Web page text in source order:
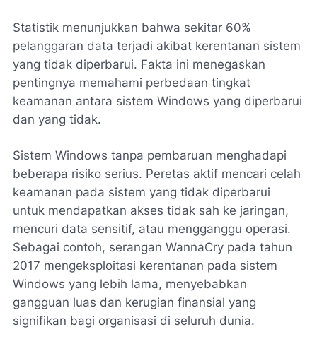
Statistik menunjukkan bahwa sekitar 60%
pelanggaran data terjadi akibat kerentanan sistem
yang tidak diperbarui. Fakta ini menegaskan
pentingnya memahami perbedaan tingkat
keamanan antara sistem Windows yang diperbarui
dan yang tidak.
Sistem Windows tanpa pembaruan menghadapi
beberapa risiko serius. Peretas aktif mencari celah
keamanan pada sistem yang tidak diperbarui
untuk mendapatkan akses tidak sah ke jaringan,
mencuri data sensitif, atau mengganggu operasi.
Sebagai contoh, serangan WannaCry pada tahun
2017 mengeksploitasi kerentanan pada sistem
Windows yang lebih lama, menyebabkan
gangguan luas dan kerugian finansial yang
signifikan bagi organisasi di seluruh dunia.